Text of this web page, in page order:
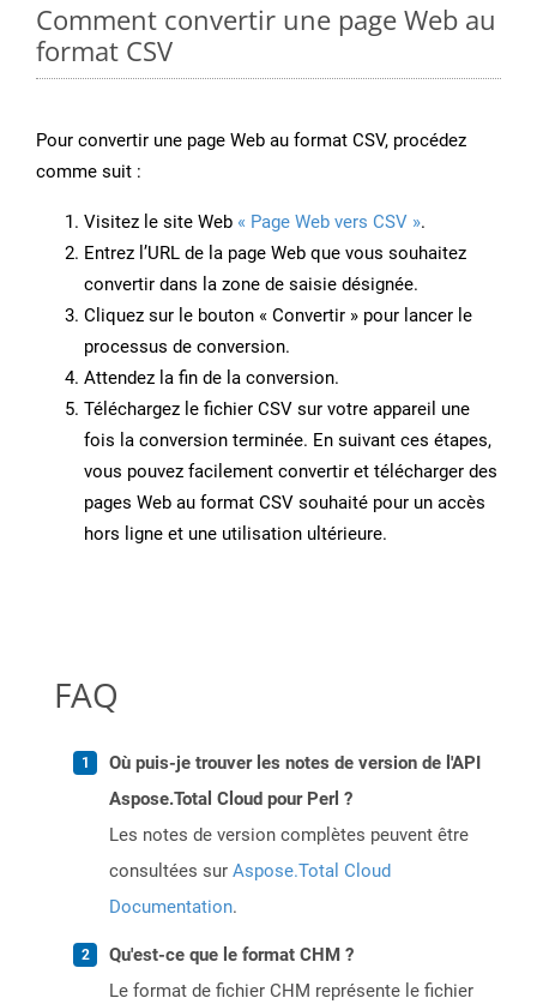
Comment convertir une page Web au
format CSV
Pour convertir une page Web au format CSV, procédez
comme suit :
Visitez le site Web « Page Web vers CSV ».
Entrez l’URL de la page Web que vous souhaitez
convertir dans la zone de saisie désignée.
Cliquez sur le bouton « Convertir » pour lancer le
processus de conversion.
Attendez la fin de la conversion.
Téléchargez le fichier CSV sur votre appareil une
fois la conversion terminée. En suivant ces étapes,
vous pouvez facilement convertir et télécharger des
pages Web au format CSV souhaité pour un accès
hors ligne et une utilisation ultérieure.
FAQ
Où puis-je trouver les notes de version de l'API
Aspose.Total Cloud pour Perl ?
Les notes de version complètes peuvent être
consultées sur Aspose.Total Cloud
Documentation.
Qu'est-ce que le format CHM ?
Le format de fichier CHM représente le fichier